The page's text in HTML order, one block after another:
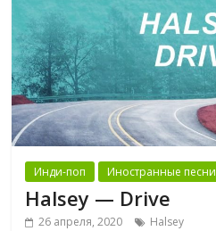
Инди-поп Иностранные песни
Halsey — Drive
26 апреля, 2020 Halsey